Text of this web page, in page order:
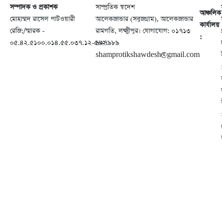
সম্পাদক ও প্রকাশক
মোহাম্মদ রাসেল পাটওয়ারী
রেজি:/স্মারক -
০৫.৪২.৫১০০.০১৪.৫৫.০৩৭.১২-৫৬২
সাম্প্রতিক স্বদেশ
আলেকজান্ডার (সবুজগ্রাম), আলেকজান্ডার
রামগতি, লক্ষ্মীপুর। যোগাযোগ: ০১৭১৩
৬২৭৯৮৯
shamprotikshawdesh@gmail.com
আঞ্চলিক
কার্যালয়
: